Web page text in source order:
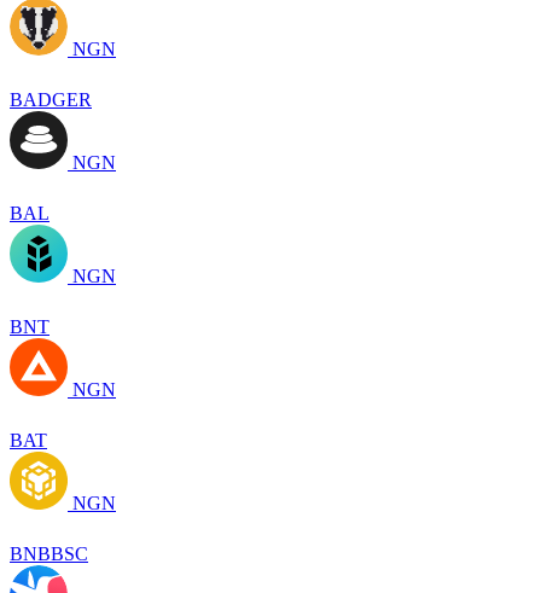
NGN
BADGER
NGN
BAL
NGN
BNT
NGN
BAT
NGN
BNBBSC